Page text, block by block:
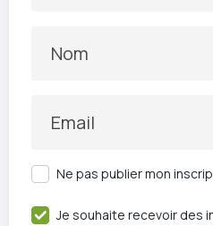
Nom
Email
Ne pas publier mon
Je souhaite recevoir des